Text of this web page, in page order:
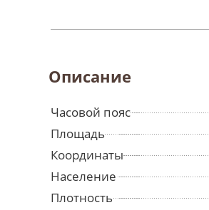
Описание
Часовой пояс
Площадь
Координаты
Население
Плотность